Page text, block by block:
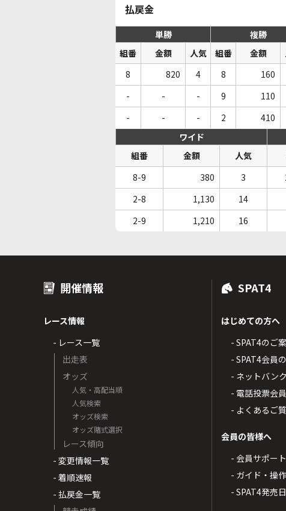
払戻金
単勝 複勝
組番
金額 人気 組番 金額
8
820 4 8 160
-
- - 9 110
-
- - 2 410
ワイド
組番
金額 人気
8-9
380 3
2-8
1,130 14
2-9
1,210 16
開催情報
レース情報
- レース一覧
出走表
オッズ
人気・高配当順
人気検索
オッズ検索
オッズ賭式選択
レース傾向
- 変更情報一覧
- 着順速報
- 払戻金一覧
SPAT4
はじめての方へ
- SPAT4のご
- SPAT4会員
- ネットバン
- 電話投票会
- よくあるご
会員の皆様へ
- 会員サポー
- ガイド・操
- SPAT4発売